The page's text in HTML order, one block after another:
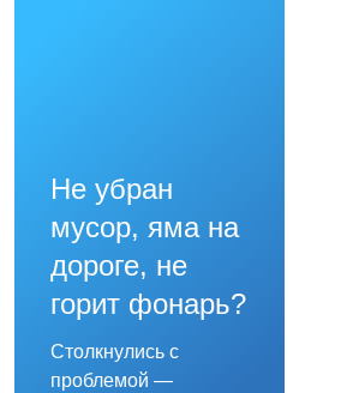
Не убран
мусор, яма на
дороге, не
горит фонарь?
Столкнулись с
проблемой —